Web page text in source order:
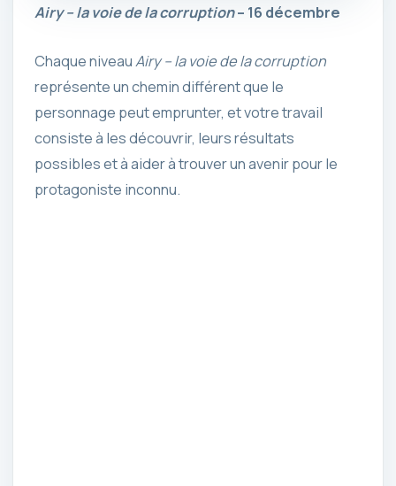
Airy – la voie de la corruption– 16 décembre
Chaque niveauAiry – la voie de la corruption
représente un chemin différent que le
personnage peut emprunter, et votre travail
consiste à les découvrir, leurs résultats
possibles et à aider à trouver un avenir pour le
protagoniste inconnu.